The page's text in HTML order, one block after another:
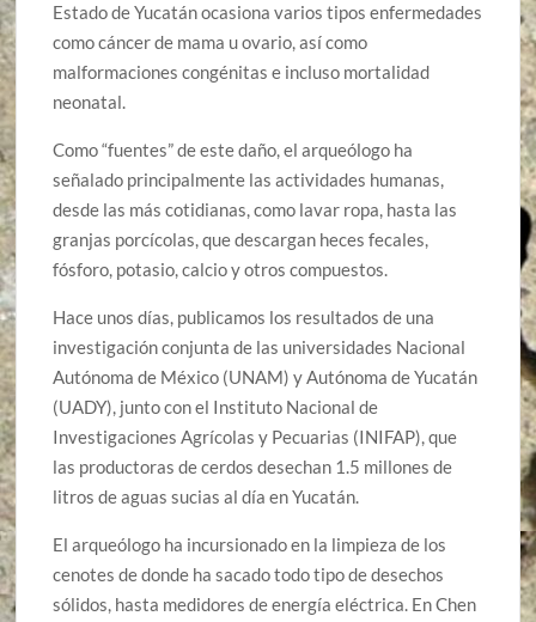
Estado de Yucatán ocasiona varios tipos enfermedades
como cáncer de mama u ovario, así como
malformaciones congénitas e incluso mortalidad
neonatal.
Como “fuentes” de este daño, el arqueólogo ha
señalado principalmente las actividades humanas,
desde las más cotidianas, como lavar ropa, hasta las
granjas porcícolas, que descargan heces fecales,
fósforo, potasio, calcio y otros compuestos.
Hace unos días, publicamos los resultados de una
investigación conjunta de las universidades Nacional
Autónoma de México (UNAM) y Autónoma de Yucatán
(UADY), junto con el Instituto Nacional de
Investigaciones Agrícolas y Pecuarias (INIFAP), que
las productoras de cerdos desechan 1.5 millones de
litros de aguas sucias al día en Yucatán.
El arqueólogo ha incursionado en la limpieza de los
cenotes de donde ha sacado todo tipo de desechos
sólidos, hasta medidores de energía eléctrica. En Chen